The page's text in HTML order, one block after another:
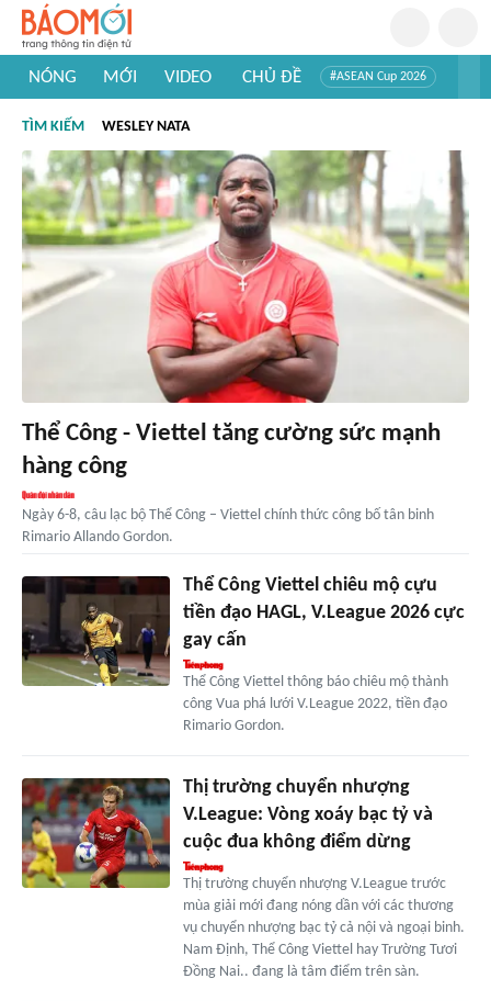
NÓNG MỚI VIDEO CHỦ ĐỀ #ASEAN Cup 2026
#Khám phá thế giới
TÌM KIẾM WESLEY NATA
Thể Công - Viettel tăng cường sức mạnh
hàng công
Ngày 6-8, câu lạc bộ Thể Công – Viettel chính thức công bố tân binh
Rimario Allando Gordon.
Thể Công Viettel chiêu mộ cựu
tiền đạo HAGL, V.League 2026 cực
gay cấn
Thể Công Viettel thông báo chiêu mộ thành
công Vua phá lưới V.League 2022, tiền đạo
Rimario Gordon.
Thị trường chuyển nhượng
V.League: Vòng xoáy bạc tỷ và
cuộc đua không điểm dừng
Thị trường chuyển nhượng V.League trước
mùa giải mới đang nóng dần với các thương
vụ chuyển nhượng bạc tỷ cả nội và ngoại binh.
Nam Định, Thể Công Viettel hay Trường Tươi
Đồng Nai.. đang là tâm điểm trên sàn.